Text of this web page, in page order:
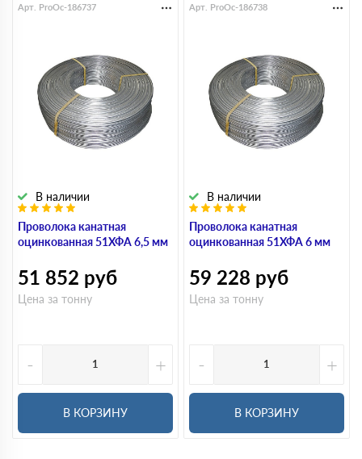
Проволока канатная
оцинкованная 51ХФА 6,5 мм
В наличии
Арт. ProOc-186737
51 852 руб
Цена за тонну
- +
В КОРЗИНУ
Проволока канатная
оцинкованная 51ХФА 6 мм
В наличии
Арт. ProOc-186738
59 228 руб
Цена за тонну
- +
В КОРЗИНУ